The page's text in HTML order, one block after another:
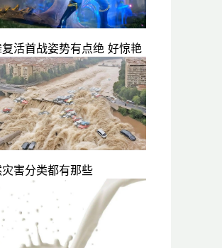
活首战姿势有点绝 好惊艳
灾害分类都有那些